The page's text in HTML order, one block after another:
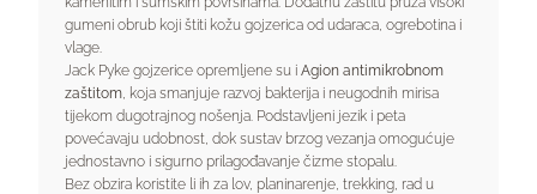
gumeni obrub koji štiti kožu gojzerica od udaraca, ogrebotina i
vlage.
Jack Pyke gojzerice opremljene su iAgion antimikrobnom
zaštitom , koja smanjuje razvoj bakterija i neugodnih mirisa
tijekom dugotrajnog nošenja. Podstavljeni jezik i peta
povećavaju udobnost, dok sustav brzog vezanja omogućuje
jednostavno i sigurno prilagođavanje čizme stopalu.
Bez obzira koristite li ih za lov, planinarenje, trekking, rad u